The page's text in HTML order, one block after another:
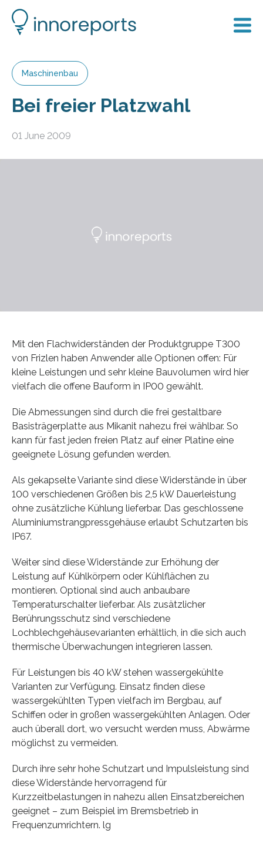
Maschinenbau
Bei freier Platzwahl
01 June 2009
Mit den Flachwiderständen der Produktgruppe T300
von Frizlen haben Anwender alle Optionen offen: Für
kleine Leistungen und sehr kleine Bauvolumen wird hier
vielfach die offene Bauform in IP00 gewählt.
Die Abmessungen sind durch die frei gestaltbare
Basisträgerplatte aus Mikanit nahezu frei wählbar. So
kann für fast jeden freien Platz auf einer Platine eine
geeignete Lösung gefunden werden.
Als gekapselte Variante sind diese Widerstände in über
100 verschiedenen Größen bis 2,5 kW Dauerleistung
ohne zusätzliche Kühlung lieferbar. Das geschlossene
Aluminiumstrangpressgehäuse erlaubt Schutzarten bis
IP67.
Weiter sind diese Widerstände zur Erhöhung der
Leistung auf Kühlkörpern oder Kühlflächen zu
montieren. Optional sind auch anbaubare
Temperaturschalter lieferbar. Als zusätzlicher
Berührungsschutz sind verschiedene
Lochblechgehäusevarianten erhältlich, in die sich auch
thermische Überwachungen integrieren lassen.
Für Leistungen bis 40 kW stehen wassergekühlte
Varianten zur Verfügung. Einsatz finden diese
wassergekühlten Typen vielfach im Bergbau, auf
Schiffen oder in großen wassergekühlten Anlagen. Oder
auch überall dort, wo versucht werden muss, Abwärme
möglichst zu vermeiden.
Durch ihre sehr hohe Schutzart und Impulsleistung sind
diese Widerstände hervorragend für
Kurzzeitbelastungen in nahezu allen Einsatzbereichen
geeignet – zum Beispiel im Bremsbetrieb in
Frequenzumrichtern. lg